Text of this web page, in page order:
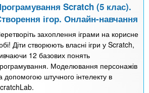
Scratch (5 клас).
ігор. Онлайн-навчання
захоплення іграми на корисне
Діти створюють власні ігри у Scratch,
12 базових понять
Моделювання персонажів
допомогою штучного інтелекту в